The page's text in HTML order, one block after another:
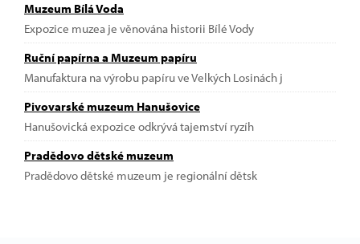
Muzeum Bílá Voda
Expozice muzea je věnována historii Bílé Vody
Ruční papírna a Muzeum papíru
Manufaktura na výrobu papíru ve Velkých Losinách j
Pivovarské muzeum Hanušovice
Hanušovická expozice odkrývá tajemství ryzíh
Pradědovo dětské muzeum
Pradědovo dětské muzeum je regionální dětsk